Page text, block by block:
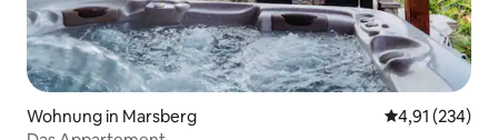
Wohnung in Marsberg
4,91 (234)